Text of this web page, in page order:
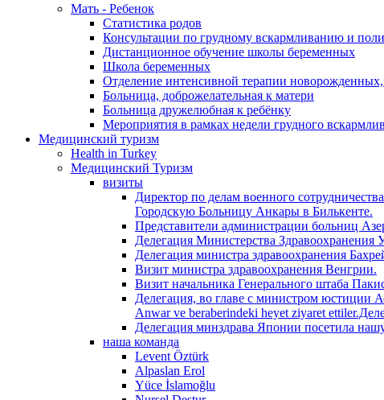
Мать - Ребенок
Статистика родов
Консультации по грудному вскармливанию и
Дистанционное обучение школы беременных
Школа беременных
Отделение интенсивной терапии
Больница, доброжелательная к матери
Больница дружелюбная к ребёнку
Мероприятия в рамках недели грудного
Медицинский туризм
Health in Turkey
Медицинский Туризм
визиты
Директор по делам военного
Городскую Больницу Анкары в Билькенте.
Представители администрации больниц
Делегация Министерства
Делегация министра здравоохранения
Визит министра здравоохранения Венгрии.
Визит начальника Генерального штаба
Делегация, во главе с министром юстиции
Anwar ve beraberindeki heyet ziyaret
Делегация минздрава Японии посетила
наша команда
Levent Öztürk
Alpaslan Erol
Yüce İslamoğlu